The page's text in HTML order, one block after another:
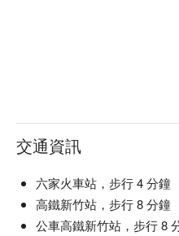
交通資訊
六家火車站，步行 4 分鐘
高鐵新竹站，步行 8 分鐘
公車高鐵新竹站，步行 8